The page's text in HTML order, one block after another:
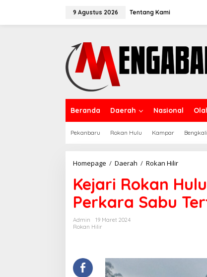
9 Agustus 2026 Tentang Kami
Beranda Daerah Nasional
Pekanbaru Rokan Hulu Kampar
Homepage / Daerah / Rokan HilirKejari
Hulu
Barang
Bukti,
Kejari Rokan
Perkara Sabu
Admin
19 Maret 2024
Rokan Hilir